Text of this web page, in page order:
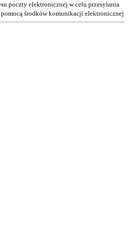
poczty elektronicznej w celu przesyłania
środków komunikacji elektronicznej